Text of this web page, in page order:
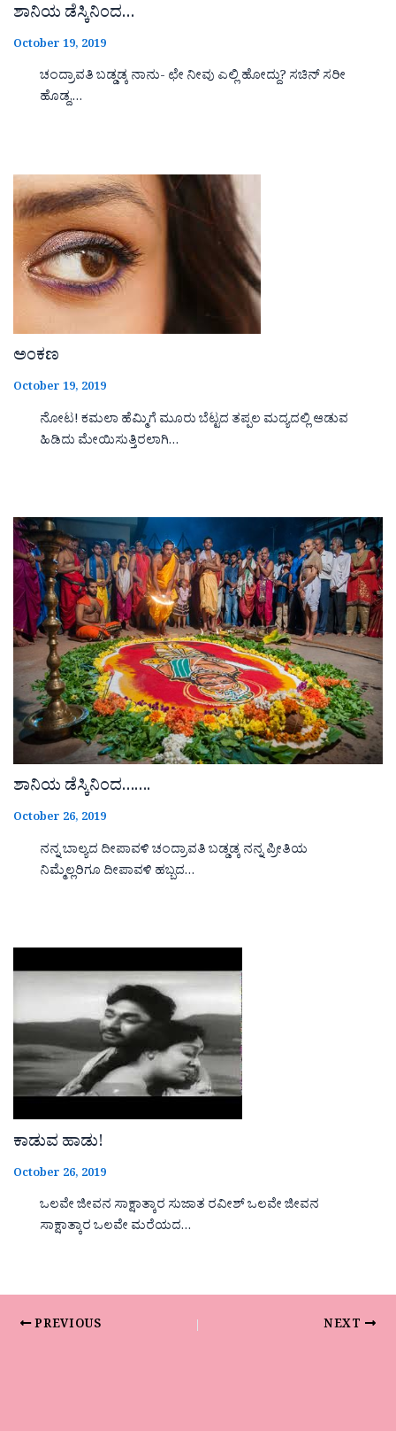
ಶಾನಿಯ ಡೆಸ್ಕಿನಿಂದ…
October 19, 2019
ಚಂದ್ರಾವತಿ ಬಡ್ಡಡ್ಕ ನಾನು- ಛೇ ನೀವು ಎಲ್ಲಿ ಹೋದ್ದು? ಸಚಿನ್ ಸರೀ
ಹೊಡ್ದ,…
ಅಂಕಣ
October 19, 2019
ನೋಟ! ಕಮಲಾ ಹೆಮ್ಮಿಗೆ ಮೂರು ಬೆಟ್ಟದ ತಪ್ಪಲ ಮದ್ಯದಲ್ಲಿ ಆಡುವ
ಹಿಡಿದು ಮೇಯಿಸುತ್ತಿರಲಾಗಿ…
ಶಾನಿಯ ಡೆಸ್ಕಿನಿಂದ…….
October 26, 2019
ನನ್ನ ಬಾಲ್ಯದ ದೀಪಾವಳಿ ಚಂದ್ರಾವತಿ ಬಡ್ಡಡ್ಕ ನನ್ನ ಪ್ರೀತಿಯ
ನಿಮ್ಮೆಲ್ಲರಿಗೂ ದೀಪಾವಳಿ ಹಬ್ಬದ…
ಕಾಡುವ ಹಾಡು!
October 26, 2019
ಒಲವೇ ಜೀವನ ಸಾಕ್ಷಾತ್ಕಾರ ಸುಜಾತ ರವೀಶ್ ಒಲವೇ ಜೀವನ
ಸಾಕ್ಷಾತ್ಕಾರ ಒಲವೇ ಮರೆಯದ…
PREVIOUS NEXT